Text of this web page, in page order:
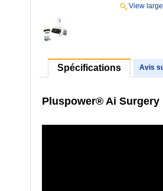
View
Spécifications Avis
Pluspower® Ai